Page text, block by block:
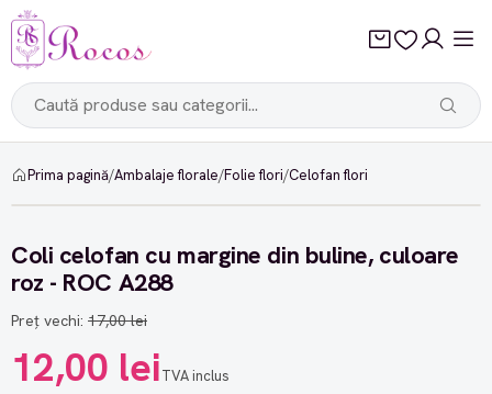
Prima pagină/Ambalaje florale/Folie flori/Celofan flori
-29%
Coli celofan cu margine din buline, culoare
roz - ROC A288
Preț vechi: 17,00 lei
12,00 leiTVA inclus